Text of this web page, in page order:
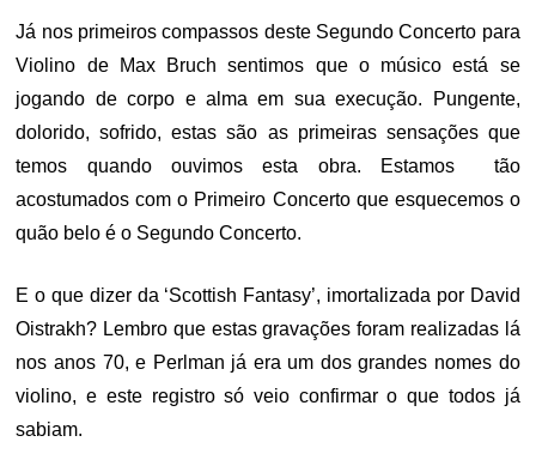
Já nos primeiros compassos deste Segundo Concerto para
Violino de Max Bruch sentimos que o músico está se
jogando de corpo e alma em sua execução. Pungente,
dolorido, sofrido, estas são as primeiras sensações que
temos quando ouvimos esta obra. Estamos tão
acostumados com o Primeiro Concerto que esquecemos o
quão belo é o Segundo Concerto.
E o que dizer da ‘Scottish Fantasy’, imortalizada por David
Oistrakh? Lembro que estas gravações foram realizadas lá
nos anos 70, e Perlman já era um dos grandes nomes do
violino, e este registro só veio confirmar o que todos já
sabiam.